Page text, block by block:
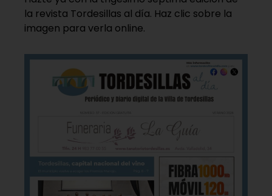
la revista Tordesillas al día. Haz clic sobre la
imagen para verla online.